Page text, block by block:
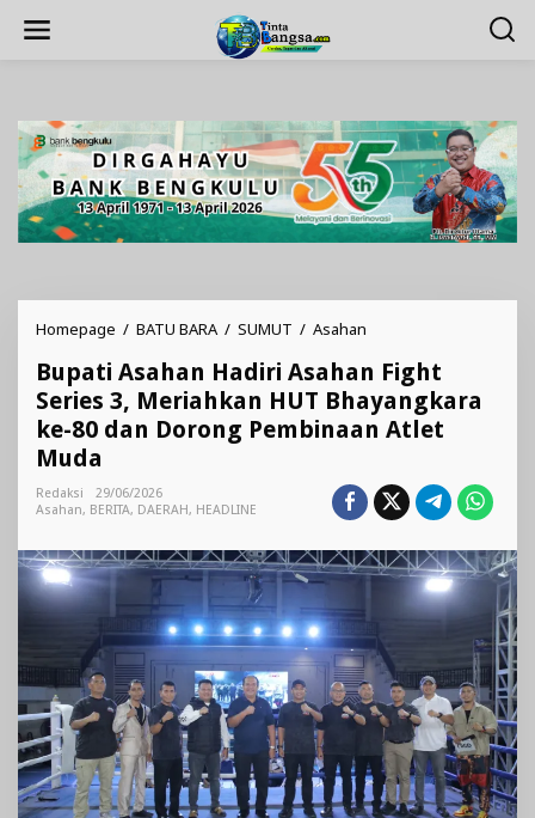
Homepage / BATU BARA / SUMUT / Asahan
Hadiri
Asahan
Fight
Series
HUT
Bhayangkara
80
Dorong
Pembinaan
Atlet
Muda
Bupati Asahan Hadiri Asahan Fight
Series 3, Meriahkan HUT Bhayangkara
ke-80 dan Dorong Pembinaan Atlet
Muda
Redaksi
29/06/2026
Asahan, BERITA, DAERAH, HEADLINE